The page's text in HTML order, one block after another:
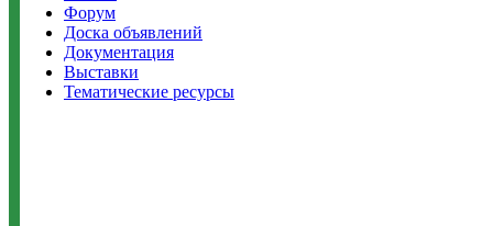
Форум
Доска объявлений
Документация
Выставки
Тематические ресурсы